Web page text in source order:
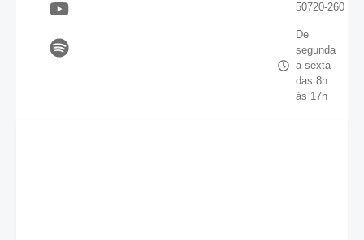
50720-260
De
segunda
a sexta
das 8h
às 17h